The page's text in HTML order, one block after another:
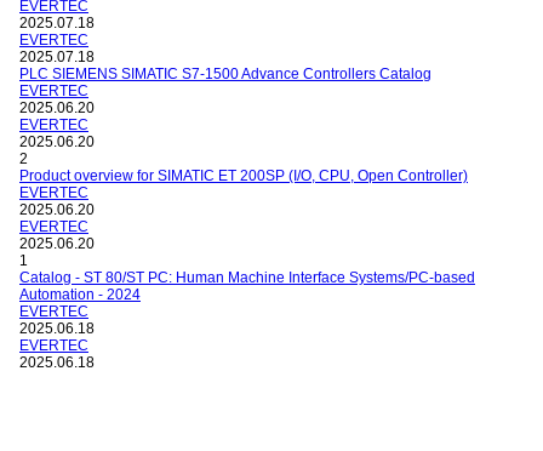
EVERTEC
2025.07.18
EVERTEC
2025.07.18
PLC SIEMENS SIMATIC S7-1500 Advance Controllers Catalog
EVERTEC
2025.06.20
EVERTEC
2025.06.20
2
Product overview for SIMATIC ET 200SP (I/O, CPU, Open Controller)
EVERTEC
2025.06.20
EVERTEC
2025.06.20
1
Catalog - ST 80/ST PC: Human Machine Interface Systems/PC-based
Automation - 2024
EVERTEC
2025.06.18
EVERTEC
2025.06.18